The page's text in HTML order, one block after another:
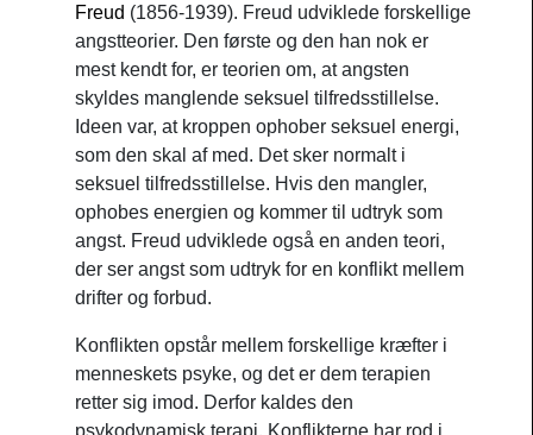
Freud (1856-1939). Freud udviklede forskellige
angstteorier. Den første og den han nok er
mest kendt for, er teorien om, at angsten
skyldes manglende seksuel tilfredsstillelse.
Ideen var, at kroppen ophober seksuel energi,
som den skal af med. Det sker normalt i
seksuel tilfredsstillelse. Hvis den mangler,
ophobes energien og kommer til udtryk som
angst. Freud udviklede også en anden teori,
der ser angst som udtryk for en konflikt mellem
drifter og forbud.
Konflikten opstår mellem forskellige kræfter i
menneskets psyke, og det er dem terapien
retter sig imod. Derfor kaldes den
psykodynamisk terapi. Konflikterne har rod i